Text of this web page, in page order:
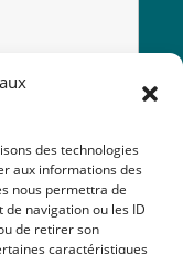
des technologies
aux informations des
nous permettra de
navigation ou les ID
de retirer son
caractéristiques